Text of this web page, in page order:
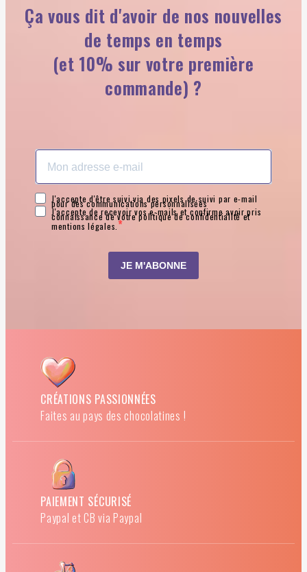
Ça vous dit d'avoir de nos nouvelles
de temps en temps
(et 10% sur votre première
commande) ?
CRÉATIONS PASSIONNÉES
Faites au pays des chocolatines !
PAIEMENT SÉCURISÉ
Paypal et CB via Paypal